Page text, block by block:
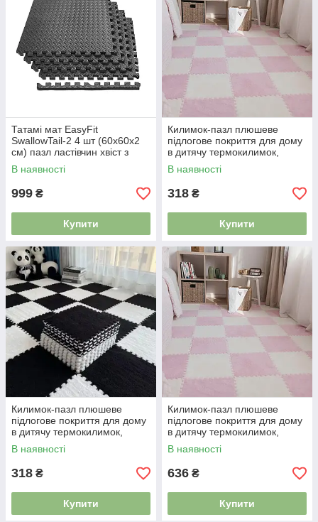
Татамі мат EasyFit
SwallowTail-2 4 шт (60х60х2
см) пазл ластівчин хвіст з
бортиком 5005507
В наявності
999 ₴
Купити
Килимок-пазл плюшеве
підлогове покриття для дому
в дитячу термокилимок,
м’який килим, 60×90см, 6 шт
Pink 4983595
В наявності
318 ₴
Купити
Килимок-пазл плюшеве
підлогове покриття для дому
в дитячу термокилимок,
м’який килим, 60×90см, 6 шт
білий 4983597
В наявності
318 ₴
Купити
Килимок-пазл плюшеве
підлогове покриття для дому
в дитячу термокилимок,
м’який килим, 90×120см, 12
шт Pink 4983604
В наявності
636 ₴
Купити